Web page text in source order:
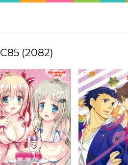
C85 (2082)